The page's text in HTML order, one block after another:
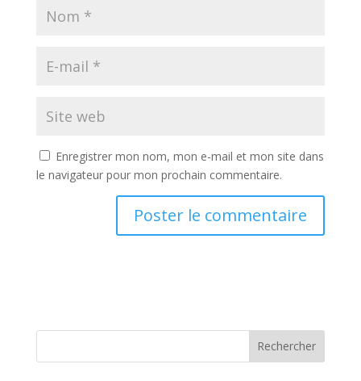
Enregistrer mon nom, mon e-mail et mon site dans
le navigateur pour mon prochain commentaire.
Rechercher